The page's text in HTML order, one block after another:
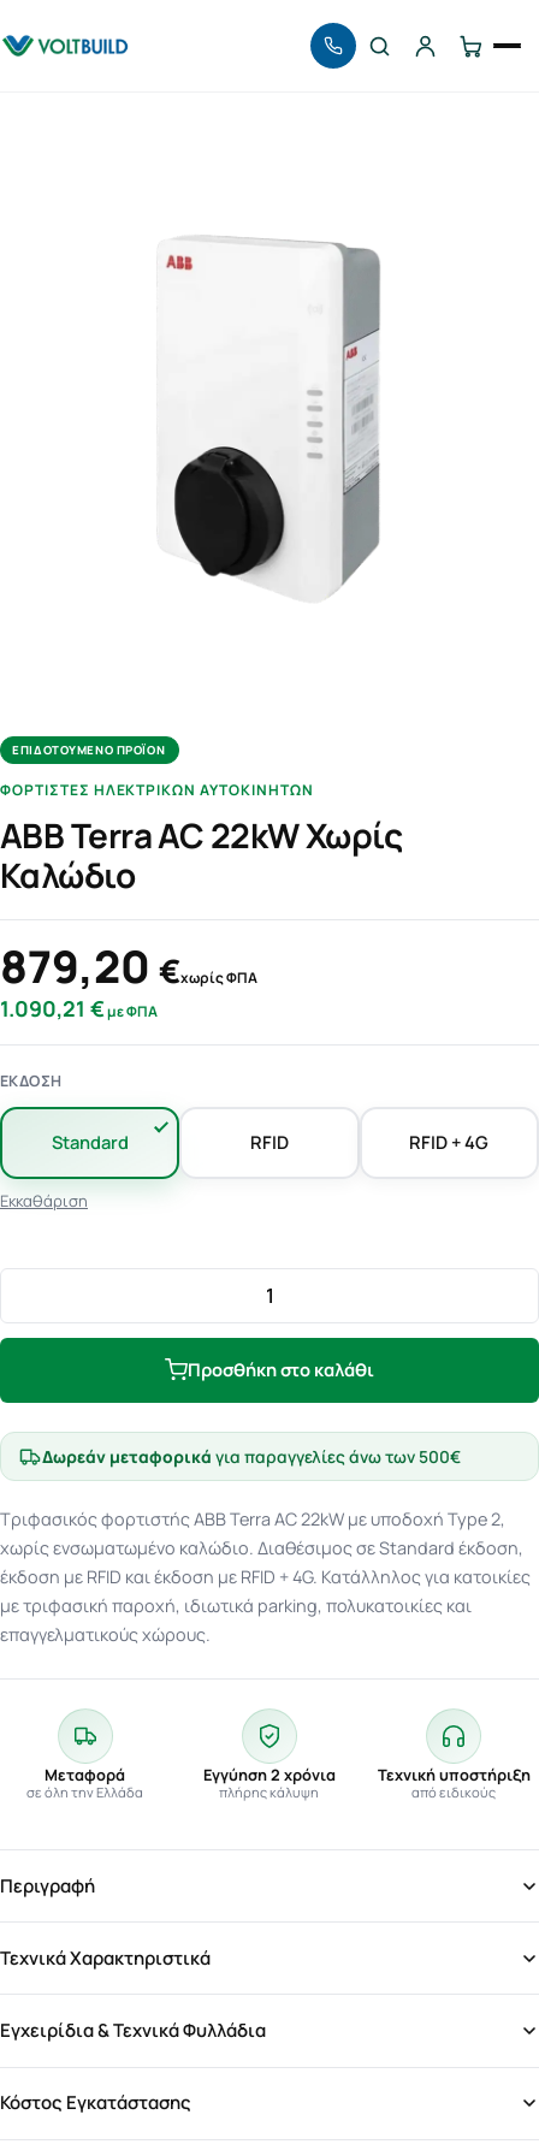
Αναζήτηση
ΕΠΙΔΟΤΟΎΜΕΝΟ ΠΡΟΪΌΝ
ΦΟΡΤΙΣΤΈΣ ΗΛΕΚΤΡΙΚΏΝ ΑΥΤΟΚΙΝΉΤΩΝ
ABB Terra AC 22kW Χωρίς
Καλώδιο
879,20 €χωρίς ΦΠΑ
1.090,21 €με ΦΠΑ
ΈΚΔΟΣΗ
Standard RFID RFID + 4G
Εκκαθάριση
AC
Χωρίς
Καλώδιο
ποσότητα
Προσθήκη στο καλάθι
Δωρεάν μεταφορικά για παραγγελίες άνω των 500€
Τριφασικός φορτιστής ABB Terra AC 22kW με υποδοχή Type 2,
χωρίς ενσωματωμένο καλώδιο. Διαθέσιμος σε Standard έκδοση,
έκδοση με RFID και έκδοση με RFID + 4G. Κατάλληλος για κατοικίες
με τριφασική παροχή, ιδιωτικά parking, πολυκατοικίες και
επαγγελματικούς χώρους.
Μεταφορά
σε όλη την Ελλάδα
Εγγύηση 2 χρόνια
πλήρης κάλυψη
Τεχνική υποστήριξη
από ειδικούς
Περιγραφή
Τεχνικά Χαρακτηριστικά
Εγχειρίδια & Τεχνικά Φυλλάδια
Κόστος Εγκατάστασης